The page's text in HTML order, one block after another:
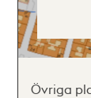
Övriga